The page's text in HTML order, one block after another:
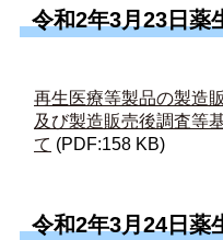
令和2年3月23日薬
再生医療等製品の製造
及び製造販売後調査等
て (PDF:158 KB)
令和2年3月24日薬